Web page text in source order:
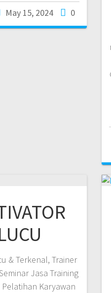
May 15, 2024 0
& Terkenal, Trainer
Jasa Training
Karyawan